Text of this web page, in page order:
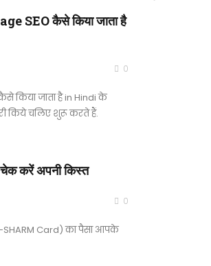
SEO कैसे किया जाता है
0
किया जाता है in Hindi के
किये चलिए शुरू करते हैं.
करें अपनी किस्त
0
SHARM Card) का पैसा आपके